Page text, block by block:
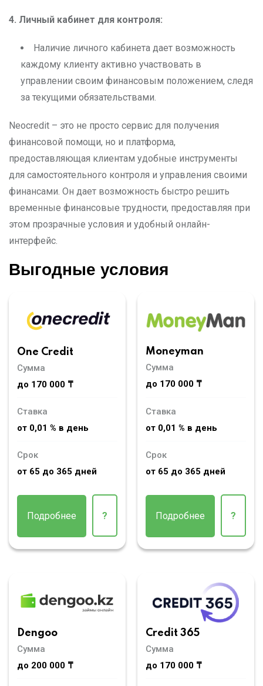
4. Личный кабинет для контроля:
Наличие личного кабинета дает возможность
каждому клиенту активно участвовать в
управлении своим финансовым положением, следя
за текущими обязательствами.
Neocredit – это не просто сервис для получения
финансовой помощи, но и платформа,
предоставляющая клиентам удобные инструменты
для самостоятельного контроля и управления своими
финансами. Он дает возможность быстро решить
временные финансовые трудности, предоставляя при
этом прозрачные условия и удобный онлайн-
интерфейс.
Выгодные условия
One Credit
Сумма
до 170 000 ₸
Ставка
от 0,01 % в день
Срок
от 65 до 365 дней
Подробнее ?
Moneyman
Сумма
до 170 000 ₸
Ставка
от 0,01 % в день
Срок
от 65 до 365 дней
Подробнее ?
Dengoo
Сумма
до 200 000 ₸
Credit 365
Сумма
до 170 000 ₸